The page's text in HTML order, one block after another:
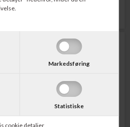
Markedsføring
Statistiske
cookie detaljer